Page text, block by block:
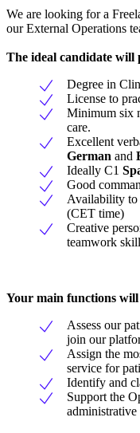
We are looking for a
our External Operations
The ideal candidate will
Degree in
License to
Minimum six
care.
Excellent
German and
Ideally C1
Good
Availability to
(CET time)
Creative
teamwork
Your main functions will
Assess our
join our
Assign the
service for
Identify and
Support the
administrative